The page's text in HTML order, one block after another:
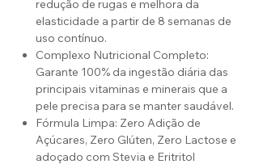
redução de rugas e melhora da
elasticidade a partir de 8 semanas de
uso contínuo.
Complexo Nutricional Completo:
Garante 100% da ingestão diária das
principais vitaminas e minerais que a
pele precisa para se manter saudável.
Fórmula Limpa: Zero Adição de
Açúcares, Zero Glúten, Zero Lactose e
adoçado com Stevia e Eritritol